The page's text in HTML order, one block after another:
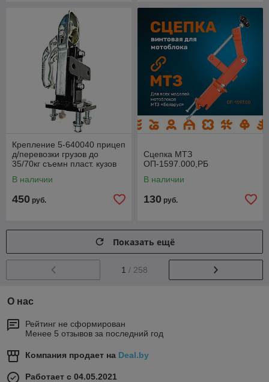
Крепление 5-640040 прицеп
д/перевозки грузов до
35/70кг съемн пласт. кузов
В наличии
450 руб.
Сцепка МТЗ
ОП-1597.000,РБ
В наличии
130 руб.
Показать ещё
1 / 258
О нас
Рейтинг не сформирован
Менее 5 отзывов за последний год
Компания продает на Deal.by
Работает с 04.05.2021